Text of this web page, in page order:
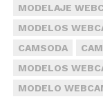
MODELAJE
MODELOS
CAMSODA
MODELOS
MODELO